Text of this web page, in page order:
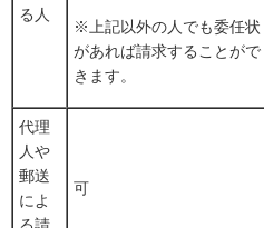
る人
※上記以外の人でも委任状
があれば請求することがで
きます。
代理
人や
郵送
によ
る請
可